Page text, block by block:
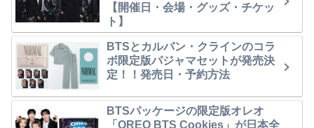
【開催日・会場・グッズ・チケッ
ト】
BTSとカルバン・クラインのコラ
ボ限定版パジャマセットが発売決
定！！発売日・予約方法
BTSパッケージの限定版オレオ
「OREO BTS Cookies」が日本全